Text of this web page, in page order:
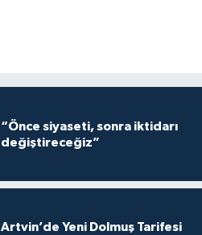
“Önce siyaseti, sonra iktidarı
değiştireceğiz”
Artvin’de Yeni Dolmuş Tarifesi